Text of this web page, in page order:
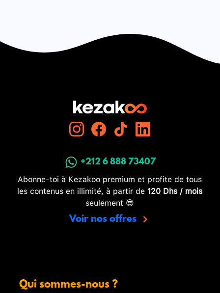
+212 6 888 73407
Abonne-toi à Kezakoo premium et profite de tous
les contenus en illimité, à partir de 120 Dhs / mois
seulement 😎
Voir nos offres
Qui sommes-nous ?